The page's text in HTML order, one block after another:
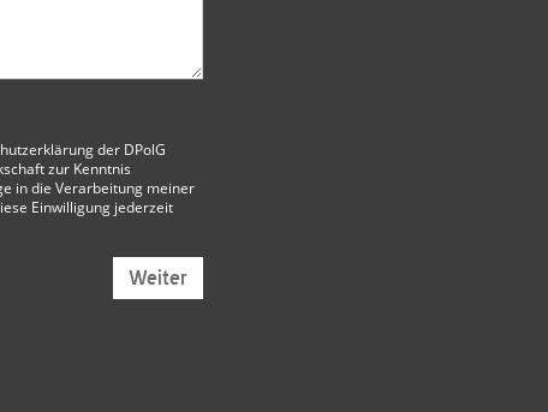
der DPolG
zur Kenntnis
in die Verarbeitung meiner
Einwilligung jederzeit
Weiter